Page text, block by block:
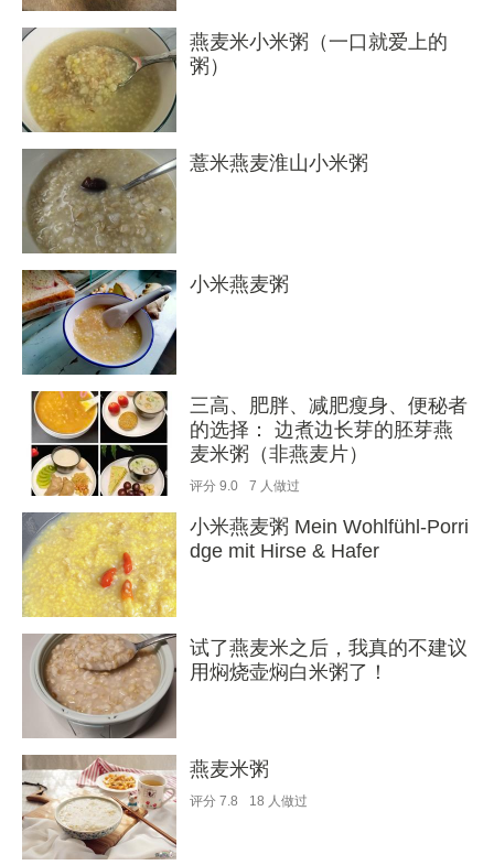
燕麦米小米粥（一口就爱上的
粥）
薏米燕麦淮山小米粥
小米燕麦粥
三高、肥胖、减肥瘦身、便秘者
的选择： 边煮边长芽的胚芽燕
麦米粥（非燕麦片）
评分 9.0 7 人做过
小米燕麦粥 Mein Wohlfühl-Porri
dge mit Hirse & Hafer
试了燕麦米之后，我真的不建议
用焖烧壶焖白米粥了！
燕麦米粥
评分 7.8 18 人做过